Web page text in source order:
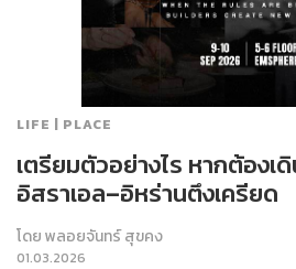
LIFE | PLACE
เตรียมตัวอย่างไร หากต้องเ
อิสราเอล–อิหร่านตึงเครียด
โดยพลอยจันทร์ สุขคง
01.03.2026